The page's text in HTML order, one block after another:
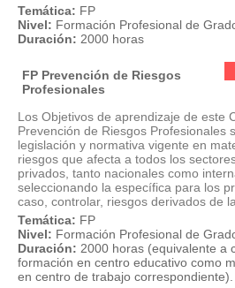
Temática: FP
Nivel: Formación Profesional de
Duración: 2000 horas
FP Prevención de Riesgos
Profesionales
Los Objetivos de aprendizaje de este
Prevención de Riesgos Profesionales
legislación y normativa vigente en
riesgos que afecta a todos los
privados, tanto nacionales como
seleccionando la específica para los
caso, controlar, riesgos derivados de
Temática: FP
Nivel: Formación Profesional de
Duración: 2000 horas (equivalente a
formación en centro educativo como
en centro de trabajo correspondiente).